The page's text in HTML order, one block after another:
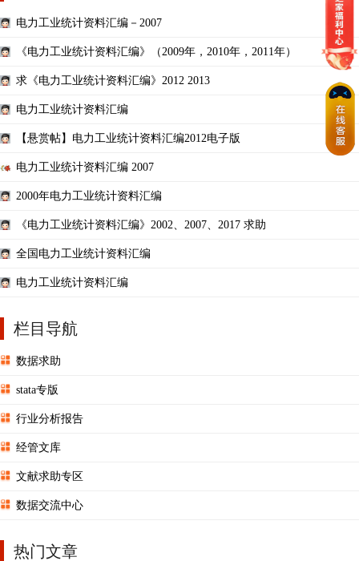
电力工业统计资料汇编－2007
《电力工业统计资料汇编》（2009年，2010年，2011年）
求《电力工业统计资料汇编》2012 2013
电力工业统计资料汇编
【悬赏帖】电力工业统计资料汇编2012电子版
电力工业统计资料汇编 2007
2000年电力工业统计资料汇编
《电力工业统计资料汇编》2002、2007、2017 求助
全国电力工业统计资料汇编
电力工业统计资料汇编
栏目导航
数据求助
stata专版
行业分析报告
经管文库
文献求助专区
数据交流中心
热门文章